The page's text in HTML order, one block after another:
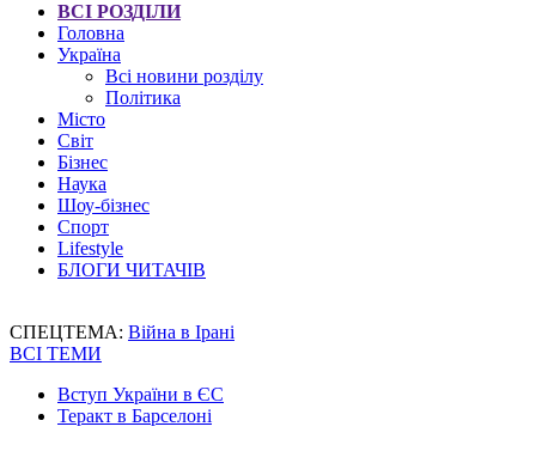
ВСІ РОЗДІЛИ
Головна
Україна
Всі новини розділу
Політика
Місто
Світ
Бізнес
Наука
Шоу-бізнес
Спорт
Lifestyle
БЛОГИ ЧИТАЧІВ
СПЕЦТЕМА: Війна в Ірані
ВСІ ТЕМИ
Вступ України в ЄС
Теракт в Барселоні